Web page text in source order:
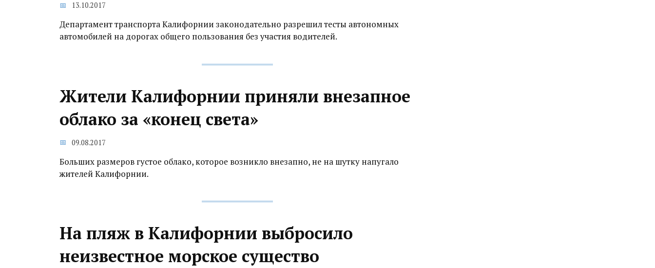
13.10.2017
Департамент транспорта Калифорнии законодательно разрешил тесты автономных
автомобилей на дорогах общего пользования без участия водителей.
Жители Калифорнии приняли внезапное
облако за «конец света»
09.08.2017
Больших размеров густое облако, которое возникло внезапно, не на шутку напугало
жителей Калифорнии.
На пляж в Калифорнии выбросило
неизвестное морское существо